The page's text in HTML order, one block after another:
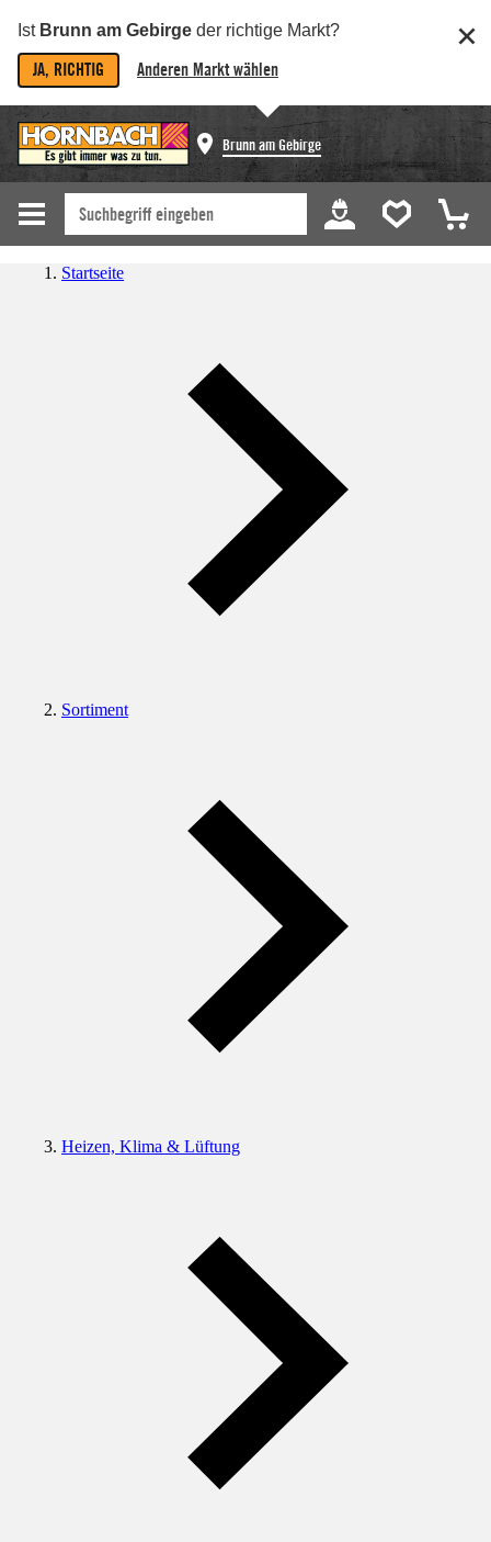
Ist Brunn am Gebirge der richtige Markt?
JA, RICHTIG Anderen Markt wählen
Brunn am Gebirge
Startseite
Sortiment
Heizen, Klima & Lüftung